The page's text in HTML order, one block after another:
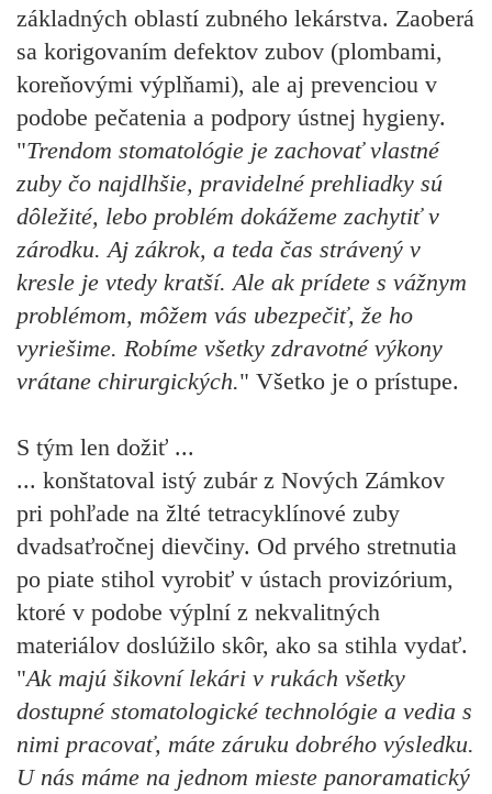
základných oblastí zubného lekárstva. Zaoberá
sa korigovaním defektov zubov (plombami,
koreňovými výplňami), ale aj prevenciou v
podobe pečatenia a podpory ústnej hygieny.
"Trendom stomatológie je zachovať vlastné
zuby čo najdlhšie, pravidelné prehliadky sú
dôležité, lebo problém dokážeme zachytiť v
zárodku. Aj zákrok, a teda čas strávený v
kresle je vtedy kratší. Ale ak prídete s vážnym
problémom, môžem vás ubezpečiť, že ho
vyriešime. Robíme všetky zdravotné výkony
vrátane chirurgických." Všetko je o prístupe.
S tým len dožiť ...
... konštatoval istý zubár z Nových Zámkov
pri pohľade na žlté tetracyklínové zuby
dvadsaťročnej dievčiny. Od prvého stretnutia
po piate stihol vyrobiť v ústach provizórium,
ktoré v podobe výplní z nekvalitných
materiálov doslúžilo skôr, ako sa stihla vydať.
"Ak majú šikovní lekári v rukách všetky
dostupné stomatologické technológie a vedia s
nimi pracovať, máte záruku dobrého výsledku.
U nás máme na jednom mieste panoramatický